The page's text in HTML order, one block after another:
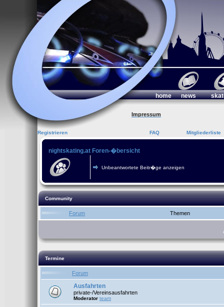
home news
Impressum
Registrieren FAQ Mitgliederliste
nightskating.at Foren-�bersicht
Unbeantwortete Beitr�ge anzeigen
Community
Forum Themen
Termine
Forum
Ausfahrten
private-/Vereinsausfahrten
Moderator team